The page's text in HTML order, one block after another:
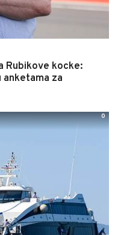
Rubikove kocke:
za
0